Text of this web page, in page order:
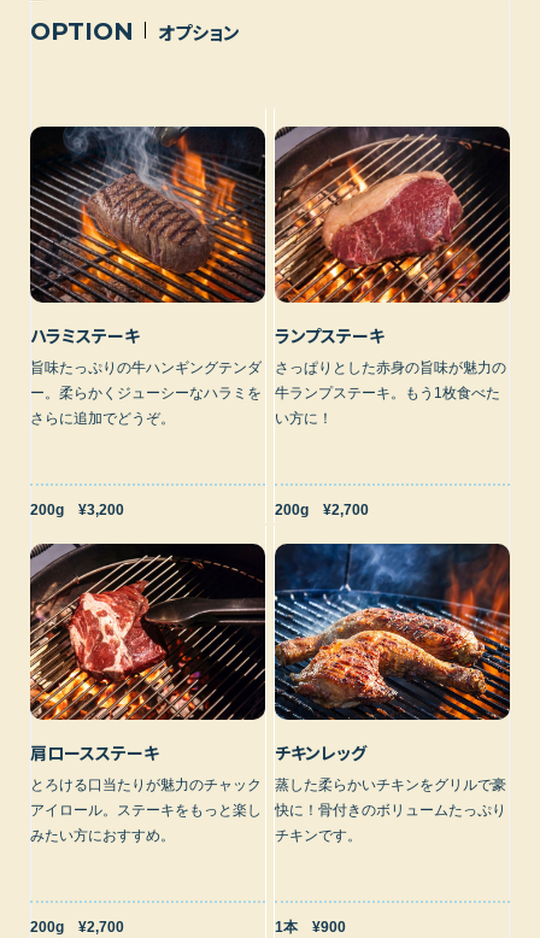
OPTION オプション
ハラミステーキ
旨味たっぷりの牛ハンギングテンダ
ー。柔らかくジューシーなハラミを
さらに追加でどうぞ。
200g ¥3,200
ランプステーキ
さっぱりとした赤身の旨味が魅力の
牛ランプステーキ。もう1枚食べた
い方に！
200g ¥2,700
肩ロースステーキ
とろける口当たりが魅力のチャック
アイロール。ステーキをもっと楽し
みたい方におすすめ。
200g ¥2,700
チキンレッグ
蒸した柔らかいチキンをグリルで豪
快に！骨付きのボリュームたっぷり
チキンです。
1本 ¥900